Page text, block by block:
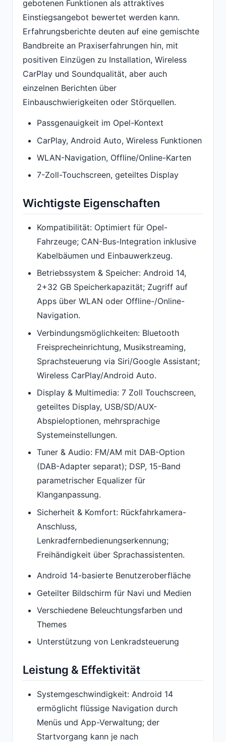
gebotenen Funktionen als attraktives
Einstiegsangebot bewertet werden kann.
Erfahrungsberichte deuten auf eine gemischte
Bandbreite an Praxiserfahrungen hin, mit
positiven Einzügen zu Installation, Wireless
CarPlay und Soundqualität, aber auch
einzelnen Berichten über
Einbauschwierigkeiten oder Störquellen.
Passgenauigkeit im Opel-Kontext
CarPlay, Android Auto, Wireless Funktionen
WLAN-Navigation, Offline/Online-Karten
7-Zoll-Touchscreen, geteiltes Display
Wichtigste Eigenschaften
Kompatibilität: Optimiert für Opel-
Fahrzeuge; CAN-Bus-Integration inklusive
Kabelbäumen und Einbauwerkzeug.
Betriebssystem & Speicher: Android 14,
2+32 GB Speicherkapazität; Zugriff auf
Apps über WLAN oder Offline-/Online-
Navigation.
Verbindungsmöglichkeiten: Bluetooth
Freisprecheinrichtung, Musikstreaming,
Sprachsteuerung via Siri/Google Assistant;
Wireless CarPlay/Android Auto.
Display & Multimedia: 7 Zoll Touchscreen,
geteiltes Display, USB/SD/AUX-
Abspieloptionen, mehrsprachige
Systemeinstellungen.
Tuner & Audio: FM/AM mit DAB-Option
(DAB-Adapter separat); DSP, 15-Band
parametrischer Equalizer für
Klanganpassung.
Sicherheit & Komfort: Rückfahrkamera-
Anschluss,
Lenkradfernbedienungserkennung;
Freihändigkeit über Sprachassistenten.
Android 14-basierte Benutzeroberfläche
Geteilter Bildschirm für Navi und Medien
Verschiedene Beleuchtungsfarben und
Themes
Unterstützung von Lenkradsteuerung
Leistung & Effektivität
Systemgeschwindigkeit: Android 14
ermöglicht flüssige Navigation durch
Menüs und App-Verwaltung; der
Startvorgang kann je nach